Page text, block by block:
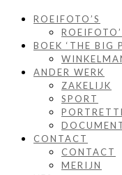
ROEIFOTO’S
BOEK ‘THE BIG
ANDER WERK
ZAKELIJK
SPORT
CONTACT
CONTACT
MERIJN